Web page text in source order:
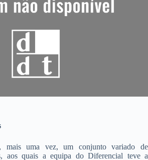
mais uma vez, um conjunto variado de
aos quais a equipa do Diferencial teve a